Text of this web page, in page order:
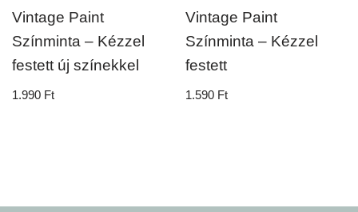
Vintage Paint
Színminta – Kézzel
festett új színekkel
1.990 Ft
Vintage Paint
Színminta – Kézzel
festett
1.590 Ft